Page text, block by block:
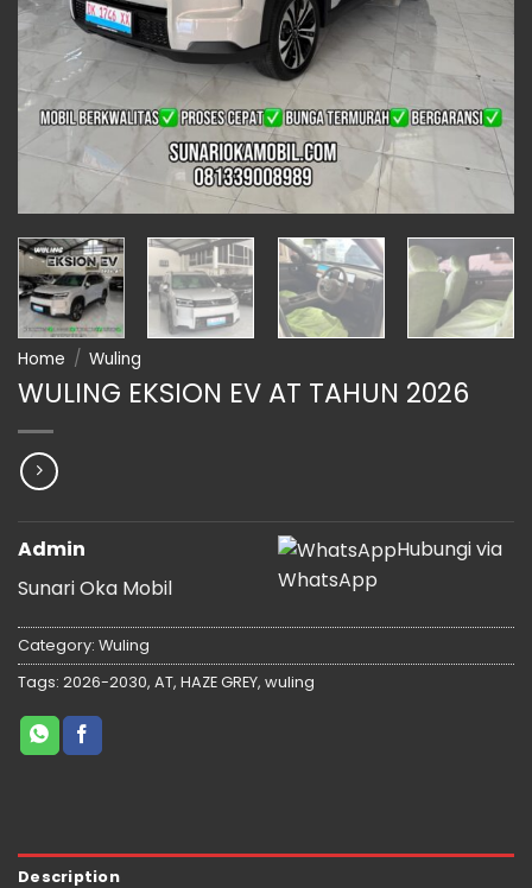
Home / Wuling
WULING EKSION EV AT TAHUN 2026
Admin
Sunari Oka Mobil
Hubungi via
WhatsApp
Category: Wuling
Tags: 2026-2030, AT, HAZE GREY, wuling
Description